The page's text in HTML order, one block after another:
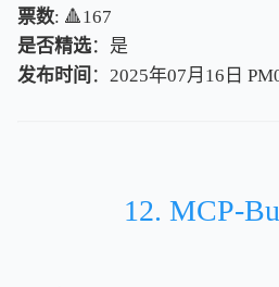
票数: 🔺167
是否精选：是
发布时间 ：2025年07月16日
12. MCP-